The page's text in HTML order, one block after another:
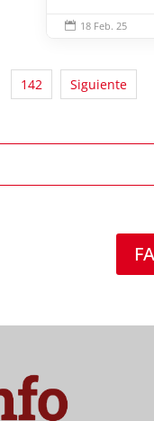
 18 Feb. 25
142 Siguiente